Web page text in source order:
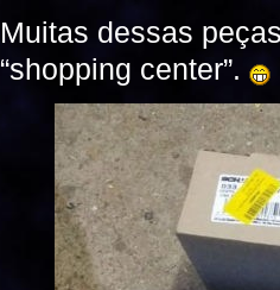
Muitas dessas
“shopping center”.